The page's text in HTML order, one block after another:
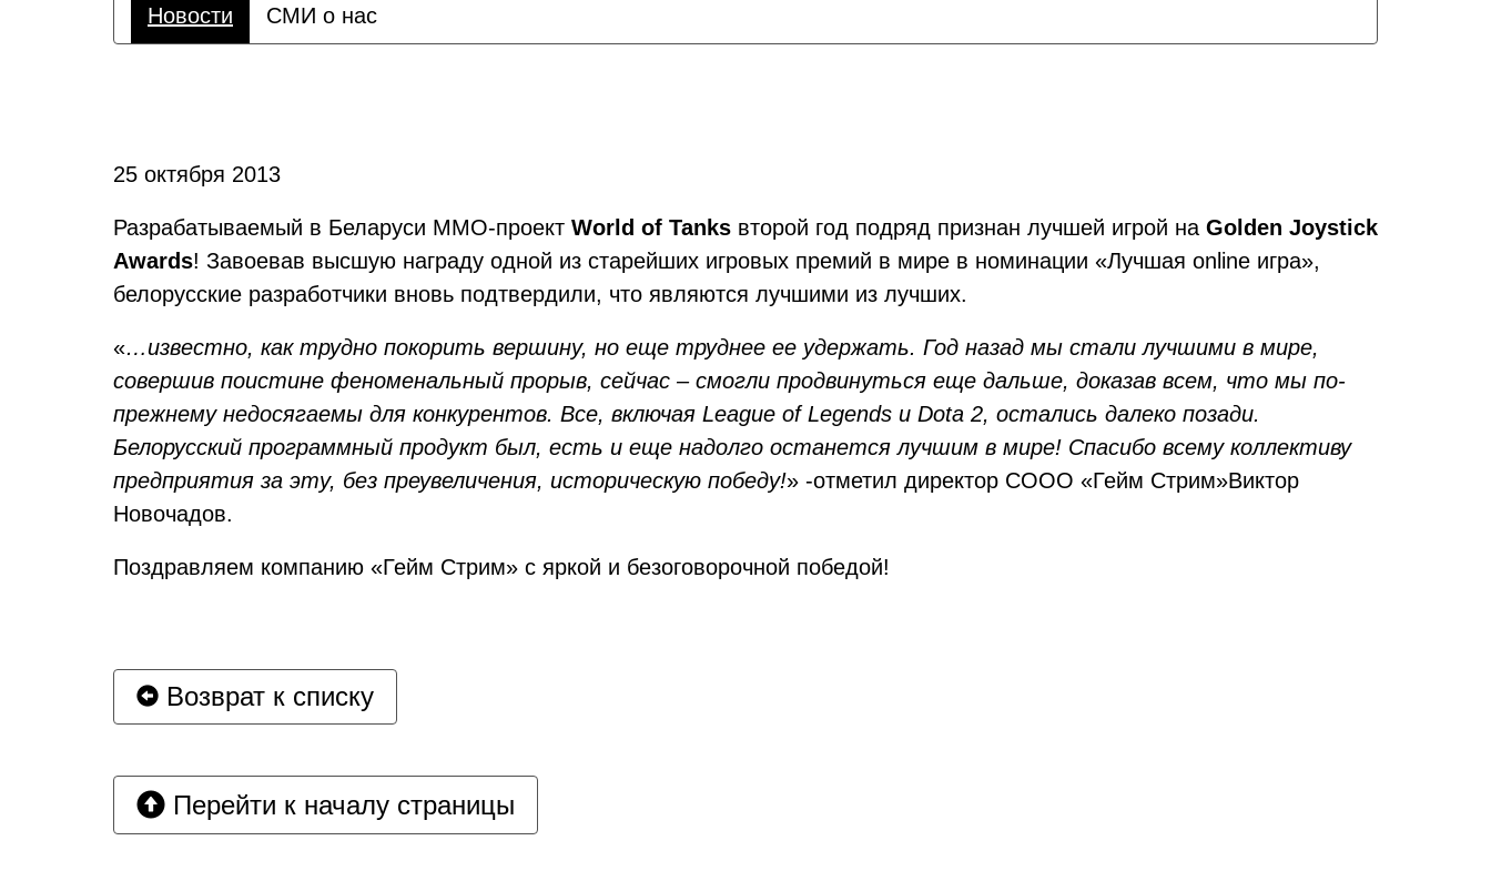
Новости СМИ о нас
25 октября 2013
Разрабатываемый в Беларуси ММО-проект World of Tanks второй год подряд признан лучшей игрой на Golden Joystick
Awards! Завоевав высшую награду одной из старейших игровых премий в мире в номинации «Лучшая online игра»,
белорусские разработчики вновь подтвердили, что являются лучшими из лучших.
«…известно, как трудно покорить вершину, но еще труднее ее удержать. Год назад мы стали лучшими в мире,
совершив поистине феноменальный прорыв, сейчас – смогли продвинуться еще дальше, доказав всем, что мы по-
прежнему недосягаемы для конкурентов. Все, включая League of Legends и Dota 2, остались далеко позади.
Белорусский программный продукт был, есть и еще надолго останется лучшим в мире! Спасибо всему коллективу
предприятия за эту, без преувеличения, историческую победу!» -отметил директор СООО «Гейм Стрим»Виктор
Новочадов.
Поздравляем компанию «Гейм Стрим» с яркой и безоговорочной победой!
Возврат к списку
Перейти к началу страницы